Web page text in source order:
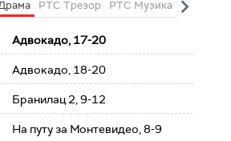
РТС Трезор РТС Музика РТС
Адвокадо, 17-20
Адвокадо, 18-20
Бранилац 2, 9-12
На путу за Монтевидео, 8-9